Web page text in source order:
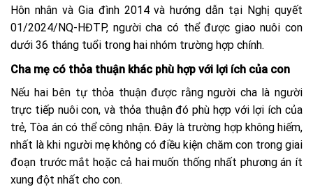
Hôn nhân và Gia đình 2014 và hướng dẫn tại Nghị quyết
01/2024/NQ-HĐTP, người cha có thể được giao nuôi con
dưới 36 tháng tuổi trong hai nhóm trường hợp chính.
Cha mẹ có thỏa thuận khác phù hợp với lợi ích của con
Nếu hai bên tự thỏa thuận được rằng người cha là người
trực tiếp nuôi con, và thỏa thuận đó phù hợp với lợi ích của
trẻ, Tòa án có thể công nhận. Đây là trường hợp không hiếm,
nhất là khi người mẹ không có điều kiện chăm con trong giai
đoạn trước mắt hoặc cả hai muốn thống nhất phương án ít
xung đột nhất cho con.